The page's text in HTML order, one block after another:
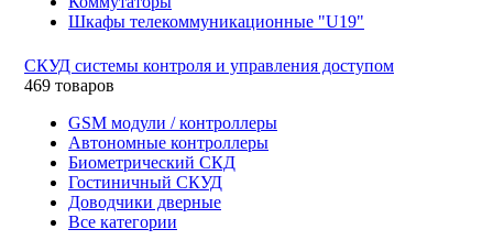
Шкафы телекоммуникационные "U19"
СКУД системы контроля и управления доступом
469 товаров
GSM модули / контроллеры
Автономные контроллеры
Биометрический СКД
Гостиничный СКУД
Доводчики дверные
Все категории